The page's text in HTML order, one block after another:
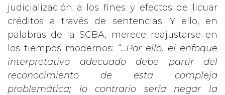
judicialización a los fines y efectos de licuar
créditos a través de sentencias. Y ello, en
palabras de la SCBA, merece reajustarse en
los tiempos modernos: “…Por ello, el enfoque
interpretativo adecuado debe partir del
reconocimiento de esta compleja
problemática; lo contrario sería negar la